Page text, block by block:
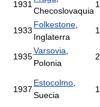
1931
Checoslovaquia
1933
Folkestone
Inglaterra
1935
Varsovia
Polonia
1937
Estocolmo
Suecia